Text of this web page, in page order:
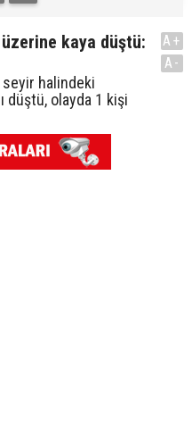
kaya düştü:
seyir halindeki
düştü, olayda 1 kişi
A+
A-